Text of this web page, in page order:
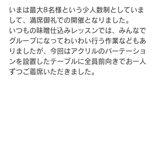
いまは最大8名様という少人数制としていま
して、満席御礼での開催となりました。
いつもの味噌仕込みレッスンでは、みんなで
グループになってわいわい行う作業などもあ
りましたが、今回はアクリルのパーテーショ
ンを設置したテーブルに全員前向きでお一人
ずつご着席いただきました。